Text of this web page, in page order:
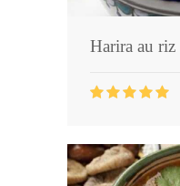
Harira au riz